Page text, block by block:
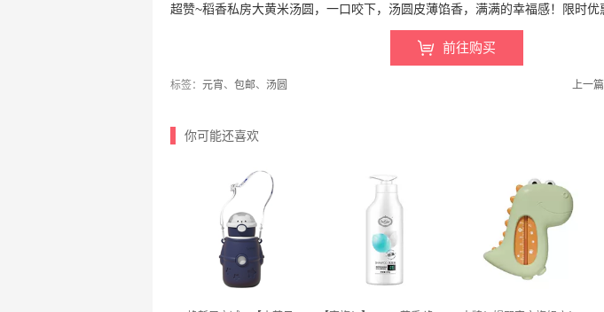
超赞~稻香私房大黄米汤圆，一口咬下，汤圆皮薄馅香，满满的幸福感！限时优
前往购买
标签： 元宵、 包邮、 汤圆 上一篇
你可能还喜欢